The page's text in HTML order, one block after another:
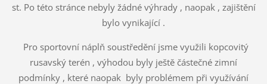
st. Po této stránce nebyly žádné výhrady , naopak , zajištění
bylo vynikající .
Pro sportovní náplň soustředění jsme využili kopcovitý
rusavský terén , výhodou byly ještě částečné zimní
podmínky , které naopak byly problémem při využívání